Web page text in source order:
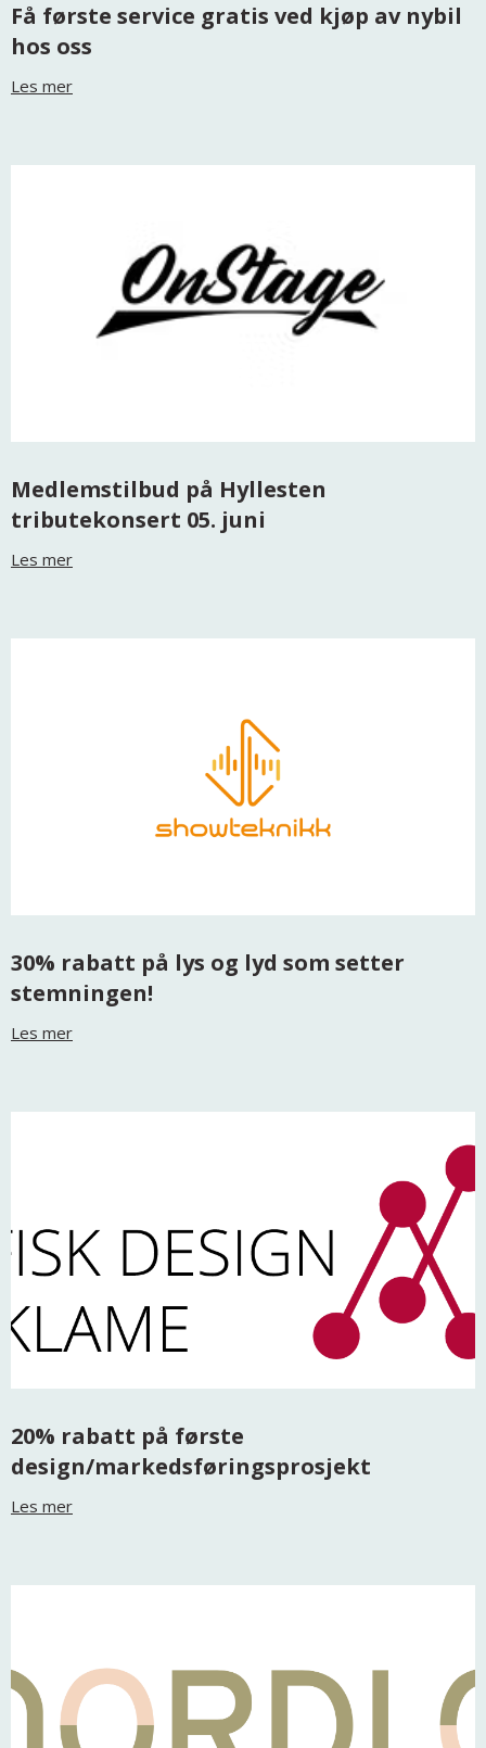
Få første service gratis ved kjøp av nybil
hos oss
Les mer
Medlemstilbud på Hyllesten
tributekonsert 05. juni
Les mer
30% rabatt på lys og lyd som setter
stemningen!
Les mer
20% rabatt på første
design/markedsføringsprosjekt
Les mer